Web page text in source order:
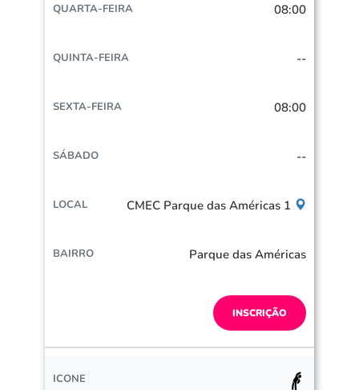
08:00
--
08:00
--
CMEC Parque das Américas 1
Parque das Américas
INSCRIÇÃO